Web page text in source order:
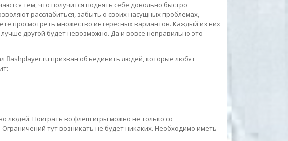
тем, что получится поднять себе довольно быстро
расслабиться, забыть о своих насущных проблемах,
просмотреть множество интересных вариантов. Каждый из них
другой будет невозможно. Да и вовсе неправильно это
flashplayer.ru призван объединить людей, которые любят
людей. Поиграть во флеш игры можно не только со
тут возникать не будет никаких. Необходимо иметь